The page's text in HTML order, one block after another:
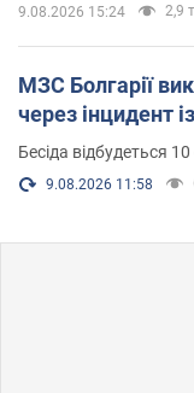
9.08.2026 15:24 2,9 т.
МЗС Болгарії
через інцидент
Бесіда відбудеться
9.08.2026 11:58